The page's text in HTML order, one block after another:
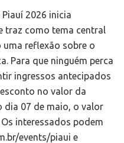
2026 inicia
traz como tema central
uma reflexão sobre o
Para que ninguém perca
ingressos antecipados
no valor da
dia 07 de maio, o valor
interessados podem
events/piaui e